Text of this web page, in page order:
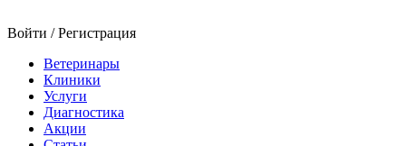
Войти / Регистрация
Ветеринары
Клиники
Услуги
Диагностика
Акции